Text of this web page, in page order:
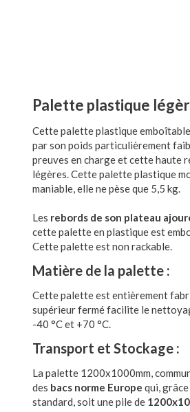
Palette plastique
Cette palette plastique
par son poids particulièrement
preuves en charge et cette haute
légères. Cette palette plastique
maniable, elle ne pèse que 5,5 kg.
Les rebords de son plateau
cette palette en plastique est
Cette palette est non rackable.
Matière de la palette :
Cette palette est entièrement
supérieur fermé facilite le
-40 °C et +70 °C.
Transport et Stockage :
La palette 1200x1000mm,
des bacs norme Europe qui,
standard, soit une pile de